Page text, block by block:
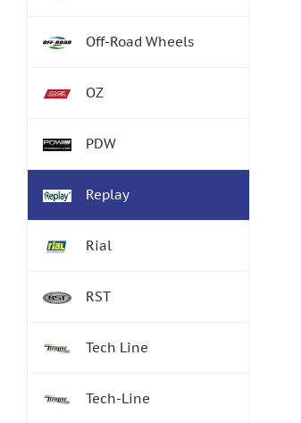
Off-Road Wheels
OZ
PDW
Replay
Rial
RST
Tech Line
Tech-Line